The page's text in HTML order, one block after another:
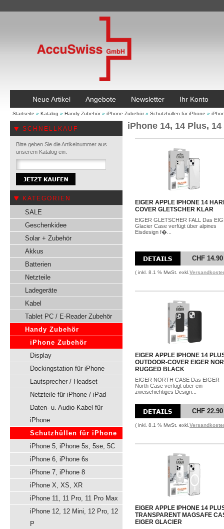
Neue Artikel Angebote Newsletter Ihr Konto
Startseite » Katalog » Handy Zubehör» iPhone Zubehör» Schutzhüllen für iPhone »
SCHNELLKAUF
Bitte geben Sie die Artikelnummer aus
unserem Katalog ein.
KATEGORIEN
SALE
Geschenkidee
Solar + Zubehör
Akkus
Batterien
Netzteile
Ladegeräte
Kabel
Tablet PC / E-Reader Zubehör
Handy Zubehör
iPhone Zubehör
Display
Dockingstation für iPhone
Lautsprecher / Headset
Netzteile für iPhone / iPad
Daten- u. Audio-Kabel für
iPhone
Schutzhüllen für iPhone
iPhone 5, iPhone 5s, 5se, 5C
iPhone 6, iPhone 6s
iPhone 7, iPhone 8
iPhone X, XS, XR
iPhone 11, 11 Pro, 11 Pro Max
iPhone 12, 12 Mini, 12 Pro, 12
P
iPhone 14, 14 Plus,
EIGER APPLE IPHONE 14
COVER GLETSCHER KLAR
EIGER GLETSCHER FALL Das
Glacier Case verfügt über alpines
Eisdesign f�...
CHF 14.90
( inkl. 8.1 % MwSt. exkl.
EIGER APPLE IPHONE 14
OUTDOOR-COVER EIGER
RUGGED BLACK
EIGER NORTH CASE Das EIGER
North Case verfügt über ein
zweischichtiges Design...
CHF 22.90
( inkl. 8.1 % MwSt. exkl.
EIGER APPLE IPHONE 14
TRANSPARENT MAGSAFE
EIGER GLACIER